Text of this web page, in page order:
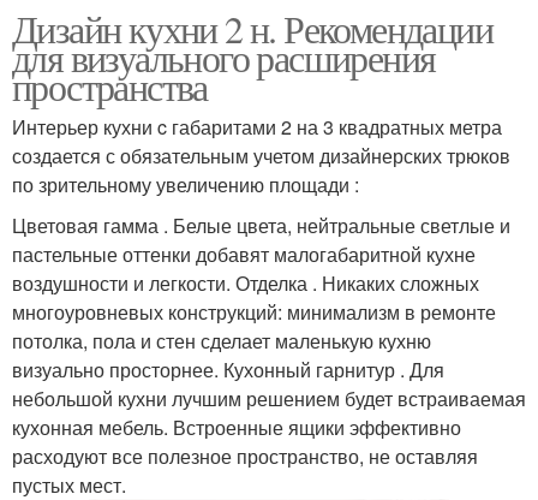
Дизайн кухни 2 н. Рекомендации
для визуального расширения
пространства
Интерьер кухни c габаритами 2 на 3 квадратных метра
создается с обязательным учетом дизайнерских трюков
по зрительному увеличению площади :
Цветовая гамма . Белые цвета, нейтральные светлые и
пастельные оттенки добавят малогабаритной кухне
воздушности и легкости. Отделка . Никаких сложных
многоуровневых конструкций: минимализм в ремонте
потолка, пола и стен сделает маленькую кухню
визуально просторнее. Кухонный гарнитур . Для
небольшой кухни лучшим решением будет встраиваемая
кухонная мебель. Встроенные ящики эффективно
расходуют все полезное пространство, не оставляя
пустых мест.